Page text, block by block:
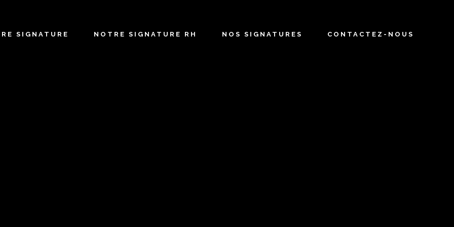
SIGNATURE NOTRE SIGNATURE RH NOS SIGNATURES CONTACTEZ-NOUS